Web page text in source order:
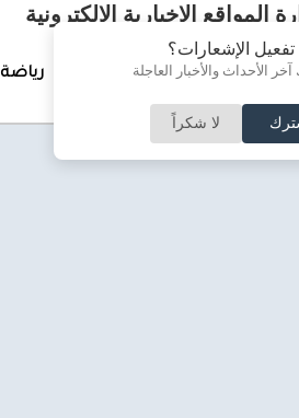
الإشعارات؟
الأحداث والأخبار العاجلة
لا شكراً
المواقع الإخبارية الالكترونية
لقاء الأسبوع جرائم وحوادث رياضة